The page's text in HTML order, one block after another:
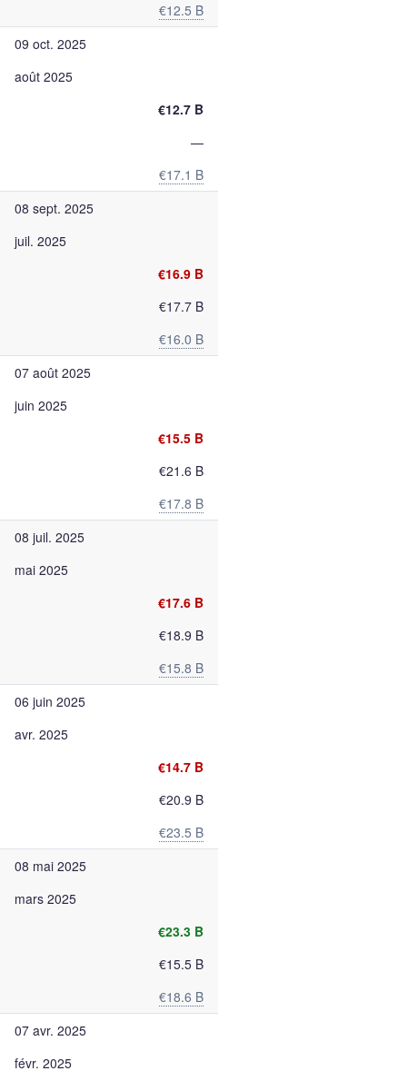
€12.5 B
09 oct. 2025
août 2025
€12.7 B
—
€17.1 B
08 sept. 2025
juil. 2025
€16.9 B
€17.7 B
€16.0 B
07 août 2025
juin 2025
€15.5 B
€21.6 B
€17.8 B
08 juil. 2025
mai 2025
€17.6 B
€18.9 B
€15.8 B
06 juin 2025
avr. 2025
€14.7 B
€20.9 B
€23.5 B
08 mai 2025
mars 2025
€23.3 B
€15.5 B
€18.6 B
07 avr. 2025
févr. 2025